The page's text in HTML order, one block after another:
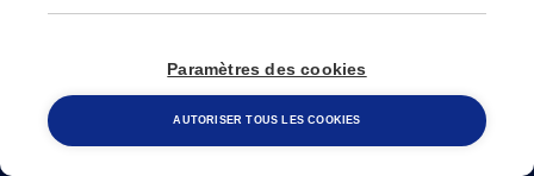
Paramètres des cookies
AUTORISER TOUS LES COOKIES